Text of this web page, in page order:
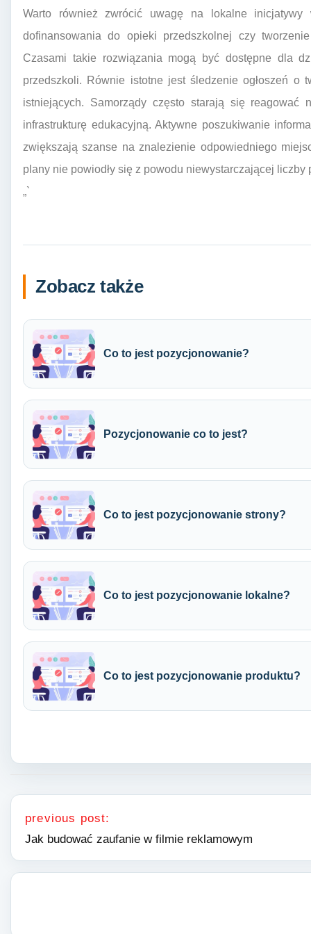
Warto również zwrócić uwagę na lokalne inicjatywy
dofinansowania do opieki przedszkolnej czy
Czasami takie rozwiązania mogą być dostępne dla
przedszkoli. Równie istotne jest śledzenie ogłoszeń o
istniejących. Samorządy często starają się reagować
infrastrukturę edukacyjną. Aktywne poszukiwanie
zwiększają szanse na znalezienie odpowiedniego
plany nie powiodły się z powodu niewystarczającej
„`
Zobacz także
Co to jest pozycjonowanie?
Pozycjonowanie co to jest?
Co to jest pozycjonowanie strony?
Co to jest pozycjonowanie lokalne?
Co to jest pozycjonowanie produktu?
Nawigacja wpisu
previous post:
Jak budować zaufanie w filmie reklamowym